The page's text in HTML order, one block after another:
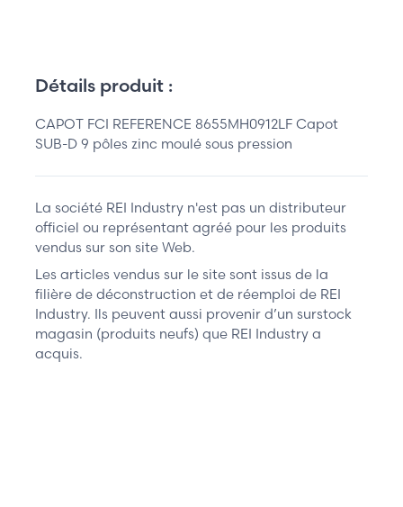
Détails produit :
CAPOT FCI REFERENCE 8655MH0912LF Capot
SUB-D 9 pôles zinc moulé sous pression
La société REI Industry n'est pas un distributeur
officiel ou représentant agréé pour les produits
vendus sur son site Web.
Les articles vendus sur le site sont issus de la
filière de déconstruction et de réemploi de REI
Industry. Ils peuvent aussi provenir d’un surstock
magasin (produits neufs) que REI Industry a
acquis.